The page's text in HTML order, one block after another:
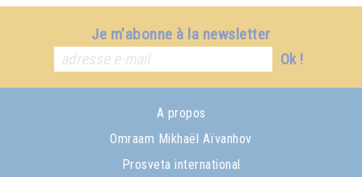
Je m'abonne à la newsletter
Ok !
A propos
Omraam Mikhaël Aïvanhov
Prosveta international